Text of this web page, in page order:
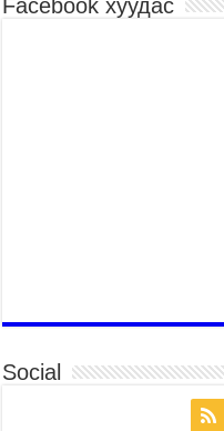
ТӨРИЙН ДАЛБААНЫ ӨДӨРТ
2026 оны 7 сар 14 / 17 цаг 47 минут
Өв соёлоо тээж яваа уяачдын
дарга С.Бямбацогт зочлон баяр
Facebook хуудас
Social